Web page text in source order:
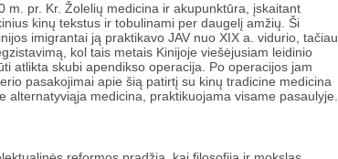
pr. Kr. Žolelių medicina ir akupunktūra, įskaitant
kinų tekstus ir tobulinami per daugelį amžių. Ši
imigrantai ją praktikavo JAV nuo XIX a. vidurio, tačiau
kol tais metais Kinijoje viešėjusiam leidinio
atlikta skubi apendikso operacija. Po operacijos jam
pasakojimai apie šią patirtį su kinų tradicine medicina
medicina, praktikuojama visame pasaulyje.